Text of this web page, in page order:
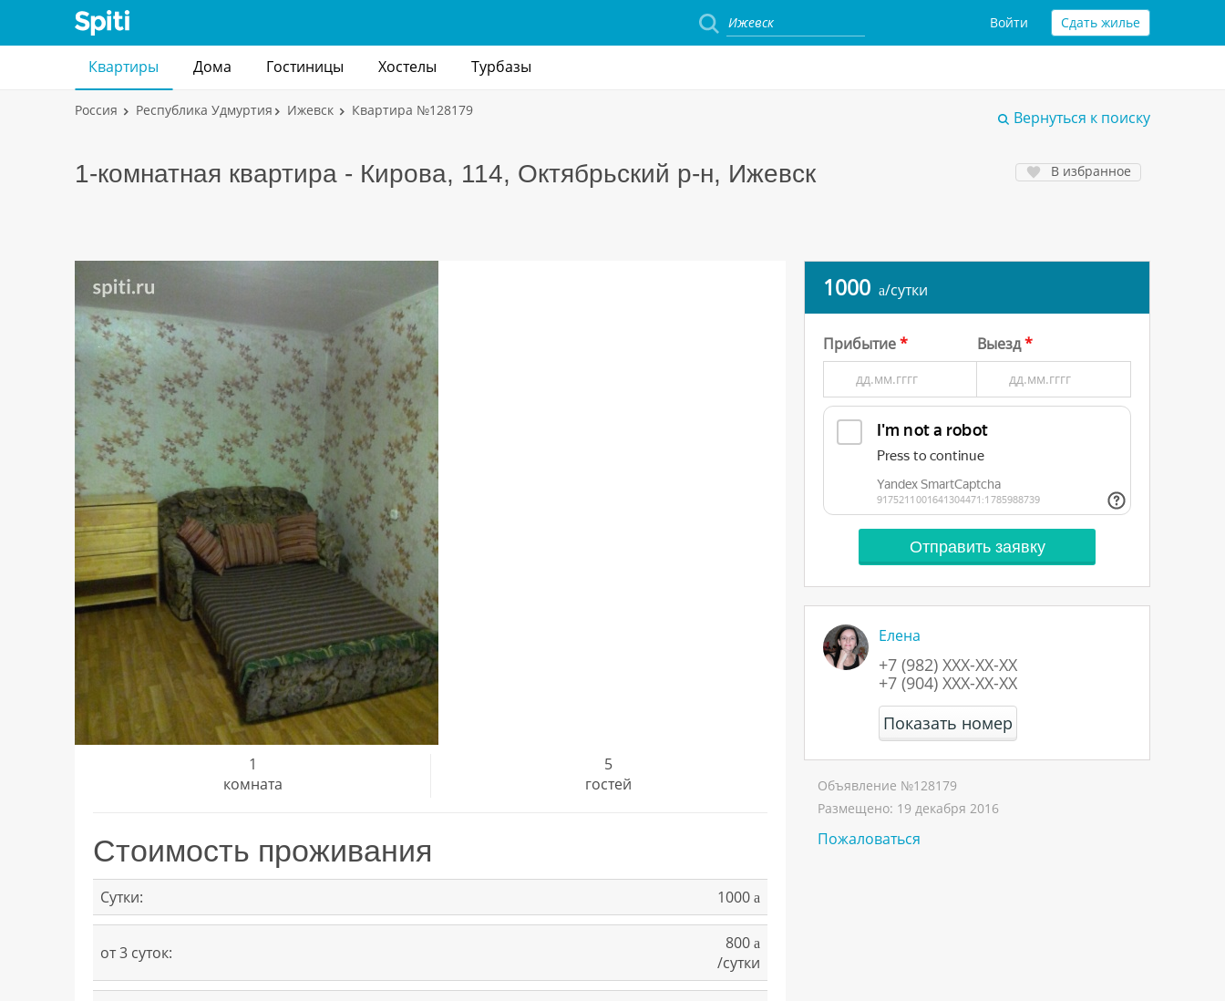
Войти Сдать жилье
Квартиры Дома Гостиницы Хостелы Турбазы
Россия Республика Удмуртия Ижевск Квартира №128179 Вернуться к поиску
1-комнатная квартира - Кирова, 114, Октябрьский р-н, Ижевск В избранное
1
комната
5
гостей
1000 a/сутки
Прибытие Выезд
Елена
+7 (982) XXX-XX-XX
+7 (904) XXX-XX-XX
Показать номер
Объявление №128179
Размещено: 19 декабря 2016
Пожаловаться
Стоимость проживания
Сутки: 1000 a
от 3 суток: 800 a
/сутки